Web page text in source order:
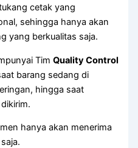
cetak yang
sehingga hanya akan
yang berkualitas saja.
TimQuality Control
barang sedang di
hingga saat
hanya akan menerima